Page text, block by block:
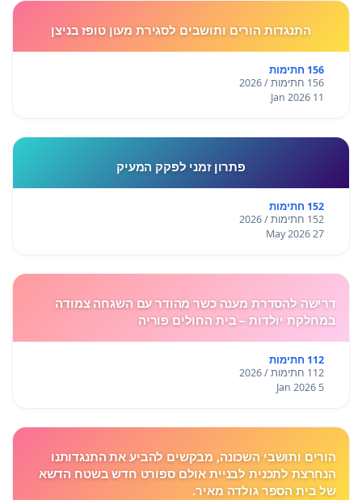
התנגדות הורים ותושבים לסגירת מעון טופז בניצן
156 חתימות
156 חתימות / 2026
11 Jan 2026
פתרון זמני לפקק המעיק
152 חתימות
152 חתימות / 2026
27 May 2026
דרישה להסדרת מענה כשר מהודר עם השגחה צמודה
במחלקת יולדות – בית החולים פוריה
112 חתימות
112 חתימות / 2026
5 Jan 2026
הורים ותושבי השכונה, מבקשים להביע את התנגדותנו
הנחרצת לתכנית לבניית אולם ספורט חדש בשטח הדשא
של בית הספר גולדה מאיר.